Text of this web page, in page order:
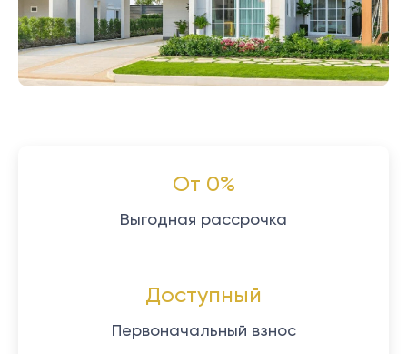
От 0%
Выгодная рассрочка
Доступный
Первоначальный взнос